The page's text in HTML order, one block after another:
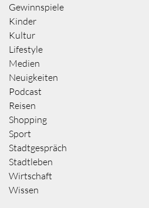
Gewinnspiele
Kinder
Kultur
Lifestyle
Medien
Neuigkeiten
Podcast
Reisen
Shopping
Sport
Stadtgespräch
Stadtleben
Wirtschaft
Wissen